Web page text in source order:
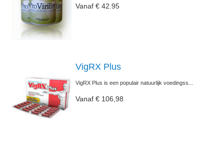
Vanaf € 42.95
VigRX Plus
VigRX Plus is een populair natuurlijk voedingss...
Vanaf € 106,98